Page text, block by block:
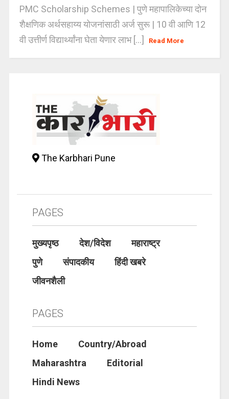
PMC Scholarship Schemes | पुणे महापालिकेच्या दोन
शैक्षणिक अर्थसहाय्य योजनांसाठी अर्ज सुरू | 10 वी आणि 12
वी उत्तीर्ण विद्यार्थ्यांना घेता येणार लाभ [...]
Read More
The Karbhari Pune
PAGES
मुख्यपृष्ठ देश/विदेश
महाराष्ट्र
पुणे
संपादकीय
हिंदी खबरे
जीवनशैली
PAGES
Home
Country/Abroad
Maharashtra
Editorial
Hindi News